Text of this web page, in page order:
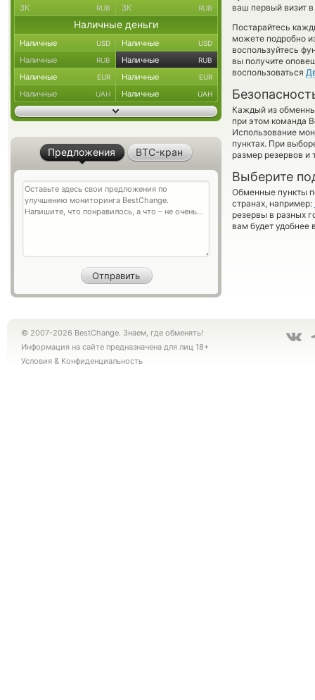
ваш первый визит
Постарайтесь
можете подробно
воспользуйтесь
вы получите
воспользоваться
Каждый из
при этом команда
Использование
пунктах. При
размер резервов и
Выберите
Обменные пункты
странах, например:
резервы в разных
вам будет удобнее
ЗК RUB ЗК RUB
Наличные деньги
Наличные USD Наличные USD
Наличные RUB Наличные RUB
Наличные EUR Наличные EUR
Наличные UAH Наличные UAH
Предложения BTC-кран
© 2007-2026 BestChange. Знаем, где обменять!
Информация на сайте предназначена для лиц 18+
Условия & Конфиденциальность